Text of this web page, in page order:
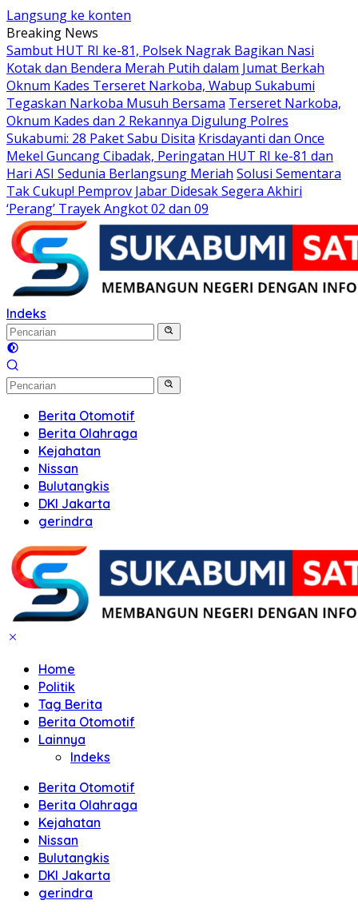
Langsung ke konten
Breaking News
Sambut HUT RI ke-81, Polsek Nagrak Bagikan Nasi
Kotak dan Bendera Merah Putih dalam Jumat Berkah
Oknum Kades Terseret Narkoba, Wabup Sukabumi
Tegaskan Narkoba Musuh Bersama Terseret Narkoba,
Oknum Kades dan 2 Rekannya Digulung Polres
Sukabumi: 28 Paket Sabu Disita Krisdayanti dan Once
Mekel Guncang Cibadak, Peringatan HUT RI ke-81 dan
Hari ASI Sedunia Berlangsung Meriah Solusi Sementara
Tak Cukup! Pemprov Jabar Didesak Segera Akhiri
‘Perang’ Trayek Angkot 02 dan 09
Indeks
Berita Otomotif
Berita Olahraga
Kejahatan
Nissan
Bulutangkis
DKI Jakarta
gerindra
Home
Politik
Tag Berita
Berita Otomotif
Lainnya
Indeks
Berita Otomotif
Berita Olahraga
Kejahatan
Nissan
Bulutangkis
DKI Jakarta
gerindra